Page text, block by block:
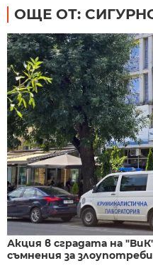
ОЩЕ ОТ:
Акция в сградата на
съмнения за